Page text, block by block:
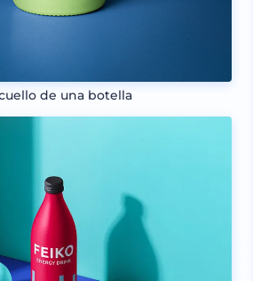
de una botella